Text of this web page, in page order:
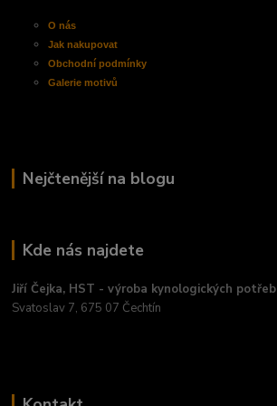
O nás
Jak nakupovat
Obchodnípodmínky
Galerie motivů
Nejčtenější na blogu
Kde nás najdete
Jiří Čejka, HST - výroba kynologických potřeb
Svatoslav 7, 675 07 Čechtín